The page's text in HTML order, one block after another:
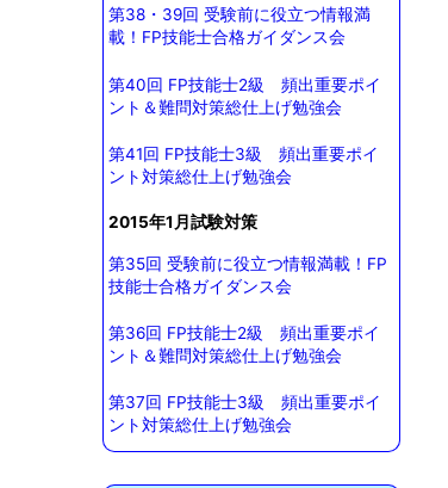
第38・39回 受験前に役立つ情報満
載！FP技能士合格ガイダンス会
第40回 FP技能士2級 頻出重要ポイ
ント＆難問対策総仕上げ勉強会
第41回 FP技能士3級 頻出重要ポイ
ント対策総仕上げ勉強会
2015年1月試験対策
第35回 受験前に役立つ情報満載！FP
技能士合格ガイダンス会
第36回 FP技能士2級 頻出重要ポイ
ント＆難問対策総仕上げ勉強会
第37回 FP技能士3級 頻出重要ポイ
ント対策総仕上げ勉強会